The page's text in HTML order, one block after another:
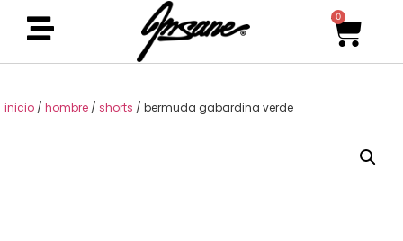
0
inicio / hombre / shorts / bermuda gabardina verde